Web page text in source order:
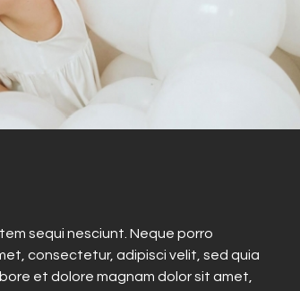
sequi nesciunt. Neque porro
consectetur, adipisci velit, sed quia
et dolore magnam dolor sit amet,